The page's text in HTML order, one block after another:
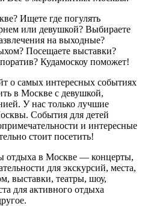
Ищете где погулять
или девушкой? Выбираете
на выходные?
Посещаете выставки?
Кудамоскоу поможет!
о самых интересных событиях
в Москве с девушкой,
У нас только лучшие
События для детей
и интересные
стоит посетить!
отдыха в Москве — концерты,
для экскурсий, места,
выставки, театры, шоу,
для активного отдыха